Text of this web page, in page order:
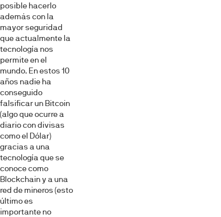
posible hacerlo
además con la
mayor seguridad
que actualmente la
tecnología nos
permite en el
mundo. En estos 10
años nadie ha
conseguido
falsificar un Bitcoin
(algo que ocurre a
diario con divisas
como el Dólar)
gracias a una
tecnología que se
conoce como
Blockchain y a una
red de mineros (esto
último es
importante no